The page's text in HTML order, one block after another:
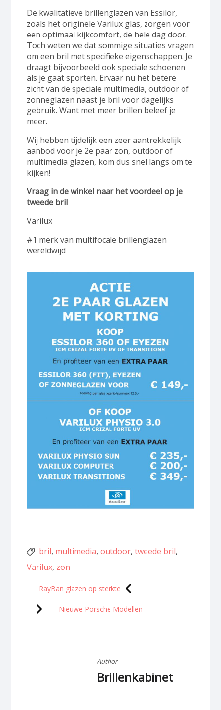
De kwalitatieve brillenglazen van Essilor,
zoals het originele Varilux glas, zorgen voor
een optimaal kijkcomfort, de hele dag door.
Toch weten we dat sommige situaties vragen
om een bril met specifieke eigenschappen. Je
draagt bijvoorbeeld ook speciale schoenen
als je gaat sporten. Ervaar nu het betere
zicht van de speciale multimedia, outdoor of
zonneglazen naast je bril voor dagelijks
gebruik. Want met meer brillen beleef je
meer.
Wij hebben tijdelijk een zeer aantrekkelijk
aanbod voor je 2e paar zon, outdoor of
multimedia glazen, kom dus snel langs om te
kijken!
Vraag in de winkel naar het voordeel op je
tweede bril
Varilux
#1 merk van multifocale brillenglazen
wereldwijd
Tags
bril, multimedia,outdoor,tweede bril,
Varilux, zon
Berichtnavigatie
RayBan glazen op sterkte
Nieuwe Porsche Modellen
Author
Brillenkabinet